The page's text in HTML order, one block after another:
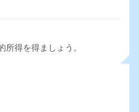
所得を得ましょう。